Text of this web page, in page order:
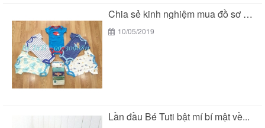
Chia sẻ kinh nghiệm mua đồ sơ sinh của...
10/05/2019
Lần đầu Bé Tuti bật mí bí mật về...